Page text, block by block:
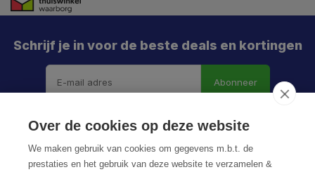
Schrijf je in voor de beste deals en kortingen
Abonneer
Over de cookies op deze website
We maken gebruik van cookies om gegevens m.b.t. de
prestaties en het gebruik van deze website te verzamelen &